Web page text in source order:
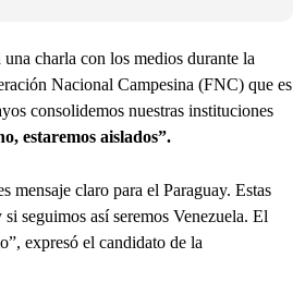
charla con los medios durante la
Nacional Campesina (FNC) que es
consolidemos nuestras instituciones
estaremos aislados”.
mensaje claro para el Paraguay. Estas
seguimos así seremos Venezuela. El
expresó el candidato de la